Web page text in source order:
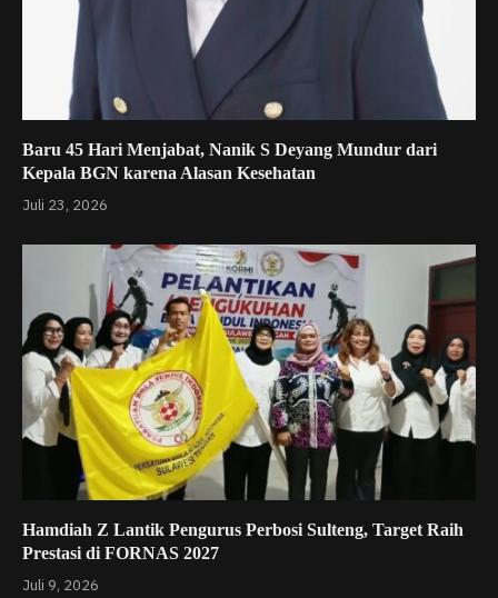
Baru 45 Hari Menjabat, Nanik S Deyang Mundur dari
Kepala BGN karena Alasan Kesehatan
Juli 23, 2026
Hamdiah Z Lantik Pengurus Perbosi Sulteng, Target Raih
Prestasi di FORNAS 2027
Juli 9, 2026